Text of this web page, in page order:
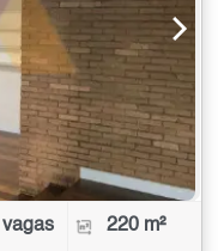
220 m²